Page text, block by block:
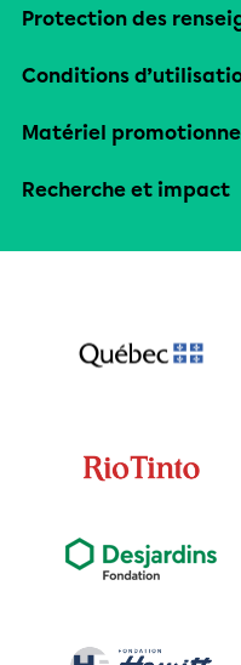
Protection des
Conditions
Matériel
Recherche et impact